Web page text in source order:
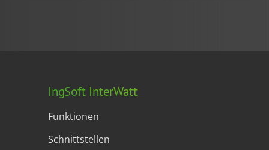
IngSoft InterWatt
Funktionen
Schnittstellen